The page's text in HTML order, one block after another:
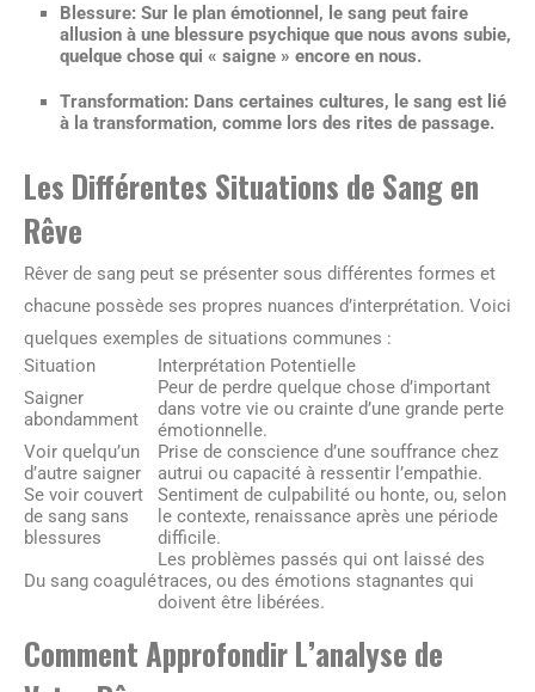
Blessure: Sur le plan émotionnel, le sang peut faire
allusion à une blessure psychique que nous avons subie,
quelque chose qui « saigne » encore en nous.
Transformation: Dans certaines cultures, le sang est lié
à la transformation, comme lors des rites de passage.
Les Différentes Situations de Sang en
Rêve
Rêver de sang peut se présenter sous différentes formes et
chacune possède ses propres nuances d’interprétation. Voici
quelques exemples de situations communes :
Situation
Interprétation Potentielle
Saigner
abondamment
Peur de perdre quelque chose d’important
dans votre vie ou crainte d’une grande perte
émotionnelle.
Voir quelqu’un
d’autre saigner
Prise de conscience d’une souffrance chez
autrui ou capacité à ressentir l’empathie.
Se voir couvert
de sang sans
blessures
Sentiment de culpabilité ou honte, ou, selon
le contexte, renaissance après une période
difficile.
Du sang coagulé
Les problèmes passés qui ont laissé des
traces, ou des émotions stagnantes qui
doivent être libérées.
Comment Approfondir L’analyse de